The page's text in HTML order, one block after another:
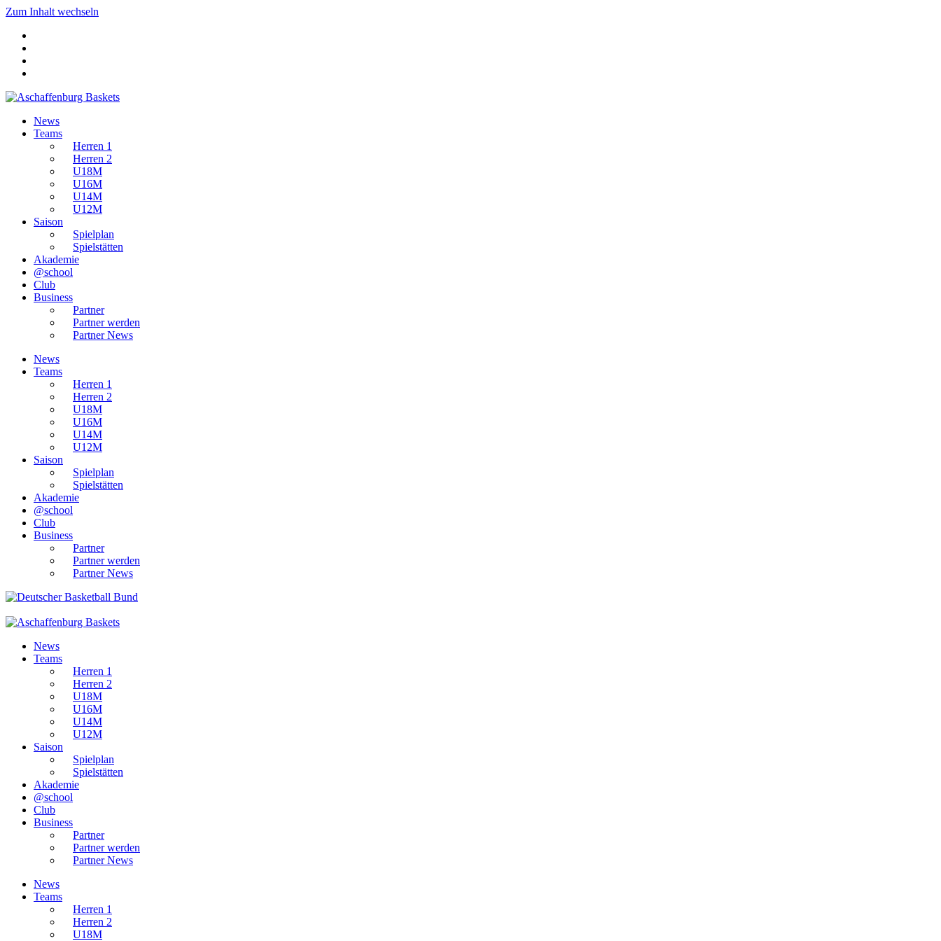
Zum Inhalt wechseln
News
Teams
Herren 1
Herren 2
U18M
U16M
U14M
U12M
Saison
Spielplan
Spielstätten
Akademie
@school
Club
Business
Partner
Partner werden
Partner News
News
Teams
Herren 1
Herren 2
U18M
U16M
U14M
U12M
Saison
Spielplan
Spielstätten
Akademie
@school
Club
Business
Partner
Partner werden
Partner News
News
Teams
Herren 1
Herren 2
U18M
U16M
U14M
U12M
Saison
Spielplan
Spielstätten
Akademie
@school
Club
Business
Partner
Partner werden
Partner News
News
Teams
Herren 1
Herren 2
U18M